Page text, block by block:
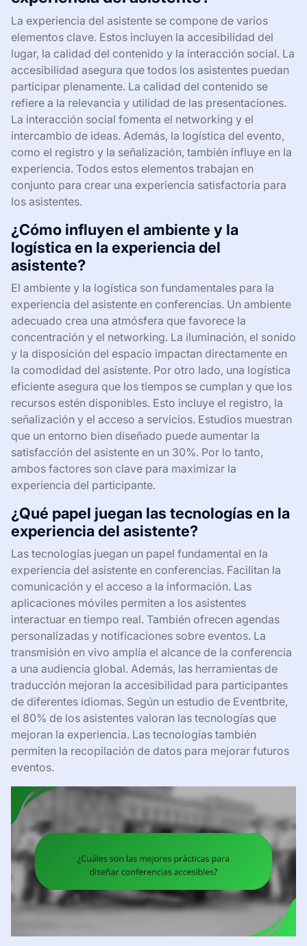
La experiencia del asistente se compone de varios
elementos clave. Estos incluyen la accesibilidad del
lugar, la calidad del contenido y la interacción social. La
accesibilidad asegura que todos los asistentes puedan
participar plenamente. La calidad del contenido se
refiere a la relevancia y utilidad de las presentaciones.
La interacción social fomenta el networking y el
intercambio de ideas. Además, la logística del evento,
como el registro y la señalización, también influye en la
experiencia. Todos estos elementos trabajan en
conjunto para crear una experiencia satisfactoria para
los asistentes.
¿Cómo influyen el ambiente y la
logística en la experiencia del
asistente?
El ambiente y la logística son fundamentales para la
experiencia del asistente en conferencias. Un ambiente
adecuado crea una atmósfera que favorece la
concentración y el networking. La iluminación, el sonido
y la disposición del espacio impactan directamente en
la comodidad del asistente. Por otro lado, una logística
eficiente asegura que los tiempos se cumplan y que los
recursos estén disponibles. Esto incluye el registro, la
señalización y el acceso a servicios. Estudios muestran
que un entorno bien diseñado puede aumentar la
satisfacción del asistente en un 30%. Por lo tanto,
ambos factores son clave para maximizar la
experiencia del participante.
¿Qué papel juegan las tecnologías en la
experiencia del asistente?
Las tecnologías juegan un papel fundamental en la
experiencia del asistente en conferencias. Facilitan la
comunicación y el acceso a la información. Las
aplicaciones móviles permiten a los asistentes
interactuar en tiempo real. También ofrecen agendas
personalizadas y notificaciones sobre eventos. La
transmisión en vivo amplía el alcance de la conferencia
a una audiencia global. Además, las herramientas de
traducción mejoran la accesibilidad para participantes
de diferentes idiomas. Según un estudio de Eventbrite,
el 80% de los asistentes valoran las tecnologías que
mejoran la experiencia. Las tecnologías también
permiten la recopilación de datos para mejorar futuros
eventos.